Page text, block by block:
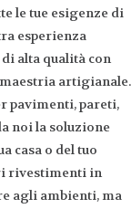
le tue esigenze di
esperienza
alta qualità con
artigianale.
pavimenti, pareti,
noi la soluzione
casa o del tuo
rivestimenti in
agli ambienti, ma